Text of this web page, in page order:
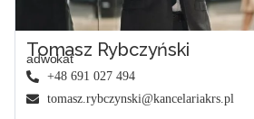
Tomasz Rybczyński
adwokat
+48 691 027 494
tomasz.rybczynski@kancelariakrs.pl